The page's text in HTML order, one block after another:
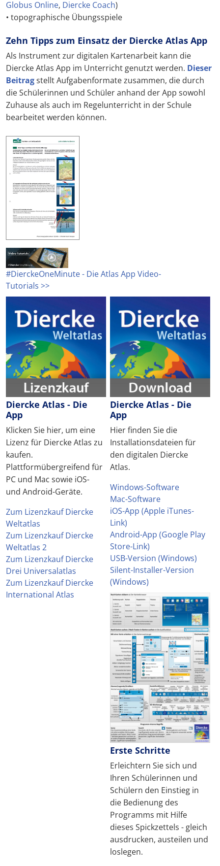
Globus Online, Diercke Coach)
• topographische Übungsspiele
Zehn Tipps zum Einsatz der Diercke Atlas App
Als Instrument zur digitalen Kartenarbeit kann die
Diercke Atlas App im Unterricht genutzt werden. Dieser
Beitragstellt Aufgabenformate zusammen, die durch
die Schülerinnen und Schüler anhand der App sowohl
Zuhause als auch im Regelunterricht in der Schule
bearbeitet werden können.
#DierckeOneMinute - Die Atlas App Video-
Tutorials >>
Diercke Atlas - Die
App
Klicken Sie hier, um eine
Lizenz für Diercke Atlas zu
kaufen.
Plattformübergreifend für
PC und Mac sowie iOS-
und Android-Geräte.
Zum Lizenzkauf Diercke
Weltatlas
Zum Lizenzkauf Diercke
Weltatlas 2
Zum Lizenzkauf Diercke
Drei Universalatlas
Zum Lizenzkauf Diercke
International Atlas
Diercke Atlas - Die
App
Hier finden Sie die
Installationsdateien für
den digitalen Diercke
Atlas.
Windows-Software
Mac-Software
iOS-App (Apple iTunes-
Link)
Android-App (Google Play
Store-Link)
USB-Version (Windows)
Silent-Installer-Version
(Windows)
Erste Schritte
Erleichtern Sie sich und
Ihren Schülerinnen und
Schülern den Einstieg in
die Bedienung des
Programms mit Hilfe
dieses Spickzettels - gleich
ausdrucken, austeilen und
loslegen.